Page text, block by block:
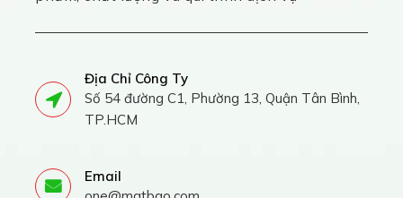
Địa Chỉ Công Ty
Số 54 đường C1, Phường 13, Quận Tân Bình,
TP.HCM
Email